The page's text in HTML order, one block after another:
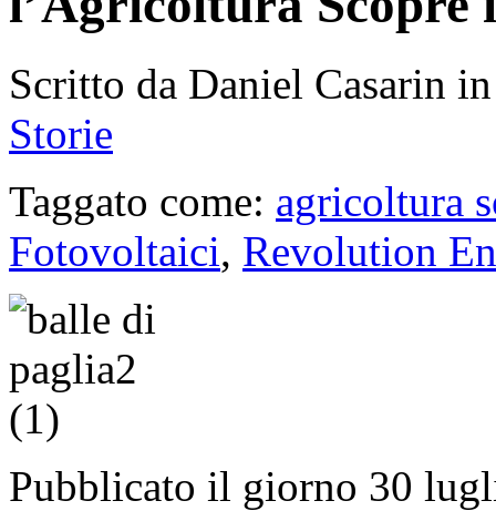
Scritto da Daniel Casarin
Storie
Taggato come: agricoltura
Fotovoltaici, Revolution
Pubblicato il giorno 30